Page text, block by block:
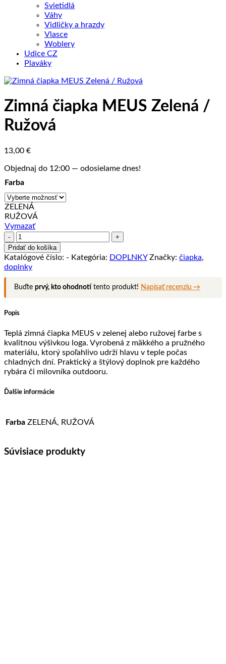
Svietidlá
Váhy
Vidličky a hrazdy
Vlasce
Woblery
Udice CZ
Plaváky
Zimná čiapka MEUS Zelená /
Ružová
13,00 €
Objednaj do 12:00 — odosielame dnes!
Farba
ZELENÁ
RUŽOVÁ
Vymazať
množstvo
Zimná
čiapka
MEUS
/
Ružová
Pridať do košíka
Katalógové číslo: - Kategória: DOPLNKY Značky: čiapka,
doplnky
Buďte prvý, kto ohodnotí tento produkt! Napísať recenziu →
Popis
Teplá zimná čiapka MEUS v zelenej alebo ružovej farbe s
kvalitnou výšivkou loga. Vyrobená z mäkkého a pružného
materiálu, ktorý spoľahlivo udrží hlavu v teple počas
chladných dní. Praktický a štýlový doplnok pre každého
rybára či milovníka outdooru.
Ďalšie informácie
Farba ZELENÁ, RUŽOVÁ
Súvisiace produkty